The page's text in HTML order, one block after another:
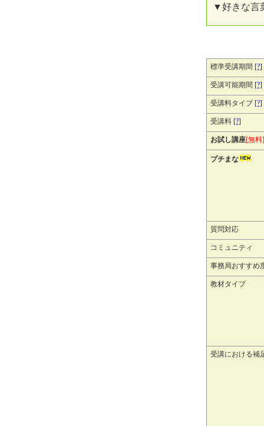
▼好きな言
標準受講期間 [?]
受講可能期間 [?]
受講料タイプ[?]
受講料 [?]
お試し講座[無料]
プチまな
質問対応
コミュニティ
事務局おすすめ
教材タイプ
受講における補